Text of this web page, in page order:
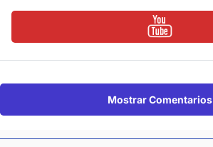
Mostrar Comentarios